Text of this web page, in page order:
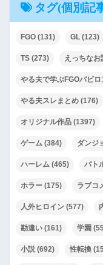
タグ(個別記
FGO (131) GL (123)
TS (273) えっちなお
やる夫で学ぶFGOバビ
やる夫スレまとめ (176)
オリジナル作品 (1397)
ゲーム (384) ダンジ
ハーレム (465) バト
ホラー (175) ラブコ
人外ヒロイン (577)
勘違い (161) 学園
小説(692) 性転換